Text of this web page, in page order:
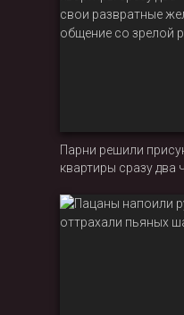
Парни решили
квартиры сразу два
общение со зрелой